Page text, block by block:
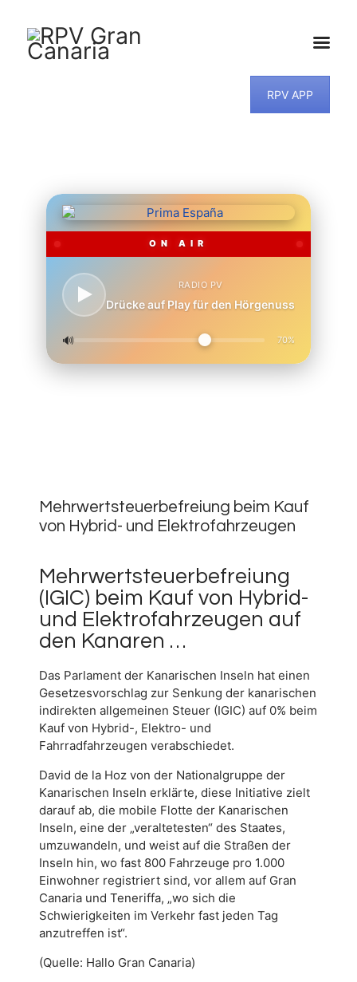
RPV APP
ON AIR
RADIO PV
Drücke auf Play für den Hörgenuss
🔊 70%
MUSIKWUNSCH
Mehrwertsteuerbefreiung beim Kauf
von Hybrid- und Elektrofahrzeugen
Mehrwertsteuerbefreiung
(IGIC) beim Kauf von Hybrid-
und Elektrofahrzeugen auf
den Kanaren …
Das Parlament der Kanarischen Inseln hat einen
Gesetzesvorschlag zur Senkung der kanarischen
indirekten allgemeinen Steuer (IGIC) auf 0% beim
Kauf von Hybrid-, Elektro- und
Fahrradfahrzeugen verabschiedet.
David de la Hoz von der Nationalgruppe der
Kanarischen Inseln erklärte, diese Initiative zielt
darauf ab, die mobile Flotte der Kanarischen
Inseln, eine der „veraltetesten“ des Staates,
umzuwandeln, und weist auf die Straßen der
Inseln hin, wo fast 800 Fahrzeuge pro 1.000
Einwohner registriert sind, vor allem auf Gran
Canaria und Teneriffa, „wo sich die
Schwierigkeiten im Verkehr fast jeden Tag
anzutreffen ist“.
(Quelle: Hallo Gran Canaria)